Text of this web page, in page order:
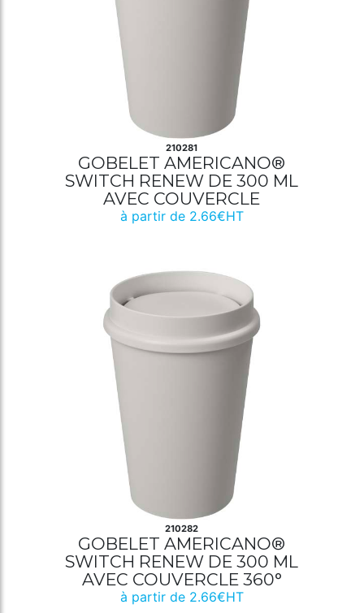
210281
GOBELET AMERICANO®
SWITCH RENEW DE 300 ML
AVEC COUVERCLE
à partir de 2.66€HT
210282
GOBELET AMERICANO®
SWITCH RENEW DE 300 ML
AVEC COUVERCLE 360°
à partir de 2.66€HT